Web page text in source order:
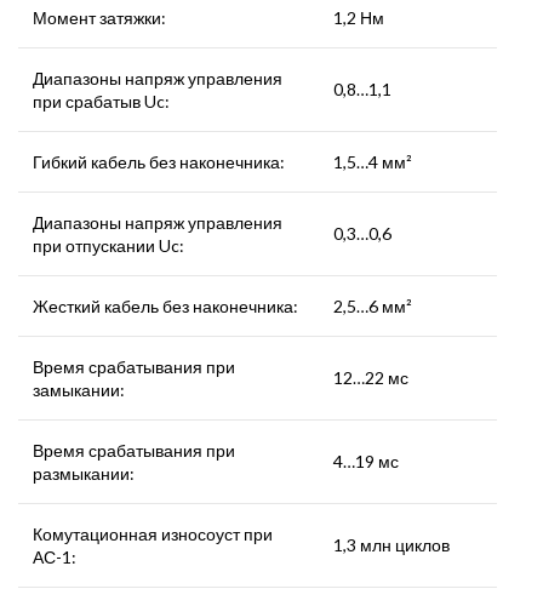
Момент затяжки: 1,2 Нм
Диапазоны напряж управления
при срабатыв Uc:
0,8…1,1
Гибкий кабель без наконечника: 1,5…4 мм²
Диапазоны напряж управления
при отпускании Uc:
0,3…0,6
Жесткий кабель без наконечника: 2,5…6 мм²
Время срабатывания при
замыкании:
12…22 мс
Время срабатывания при
размыкании:
4…19 мс
Комутационная износоуст при
АС-1:
1,3 млн циклов